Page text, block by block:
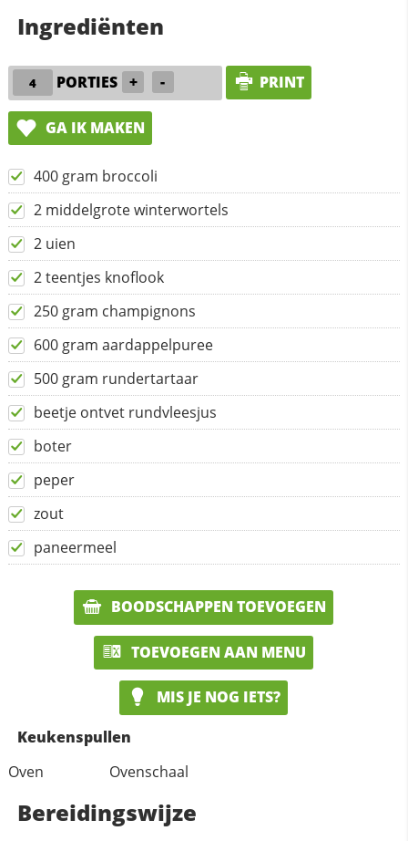
Ingrediënten
PORTIES + - PRINT
GA IK MAKEN
400 gram broccoli
2 middelgrote winterwortels
2 uien
2 teentjes knoflook
250 gram champignons
600 gram aardappelpuree
500 gram rundertartaar
beetje ontvet rundvleesjus
boter
peper
zout
paneermeel
BOODSCHAPPEN TOEVOEGEN
TOEVOEGEN AAN MENU
MIS JE NOG IETS?
Keukenspullen
Oven
Ovenschaal
Bereidingswijze